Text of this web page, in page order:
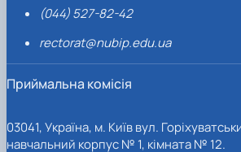
(044) 527-82-42
rectorat@nubip.edu.ua
Приймальна комісія
03041, Україна, м. Київ вул.
навчальний корпус № 1, кімната № 12.